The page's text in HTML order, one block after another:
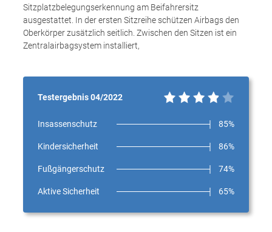
Sitzplatzbelegungserkennung am Beifahrersitz
ausgestattet. In der ersten Sitzreihe schützen Airbags den
Oberkörper zusätzlich seitlich. Zwischen den Sitzen ist ein
Zentralairbagsystem installiert,
Testergebnis 04/2022
Insassenschutz 85%
Kindersicherheit 86%
Fußgängerschutz 74%
Aktive Sicherheit 65%